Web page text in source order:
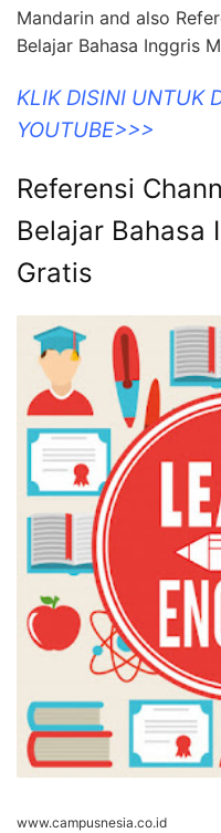
Mandarin and also
Belajar Bahasa Inggris
KLIK DISINI UNTUK
YOUTUBE>>>
Referensi
Belajar Bahasa
Gratis
www.campusnesia.co.id